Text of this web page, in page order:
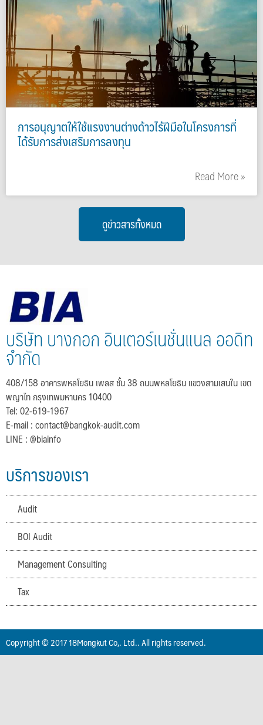
การอนุญาตให้ใช้แรงงานต่างด้าวไร้ฝีมือในโครงการที่
ได้รับการส่งเสริมการลงทุน
Read More »
ดูข่าวสารทั้งหมด
บริษัท บางกอก อินเตอร์เนชั่นแนล ออดิท
จำกัด
408/158 อาคารพหลโยธิน เพลส ชั้น 38 ถนนพหลโยธิน แขวงสามเสนใน เขต
พญาไท กรุงเทพมหานคร 10400
Tel: 02-619-1967
E-mail :contact@bangkok-audit.com
LINE : @biainfo
บริการของเรา
Audit
BOI Audit
Management Consulting
Tax
Copyright © 2017 18Mongkut Co,. Ltd.. All rights reserved.